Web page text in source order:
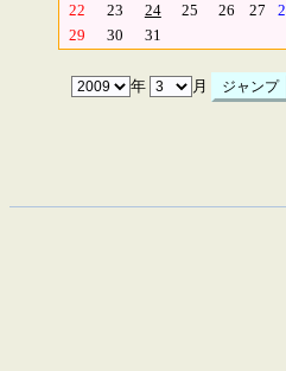
22
23 24 25 26 27
29
30 31
年 月